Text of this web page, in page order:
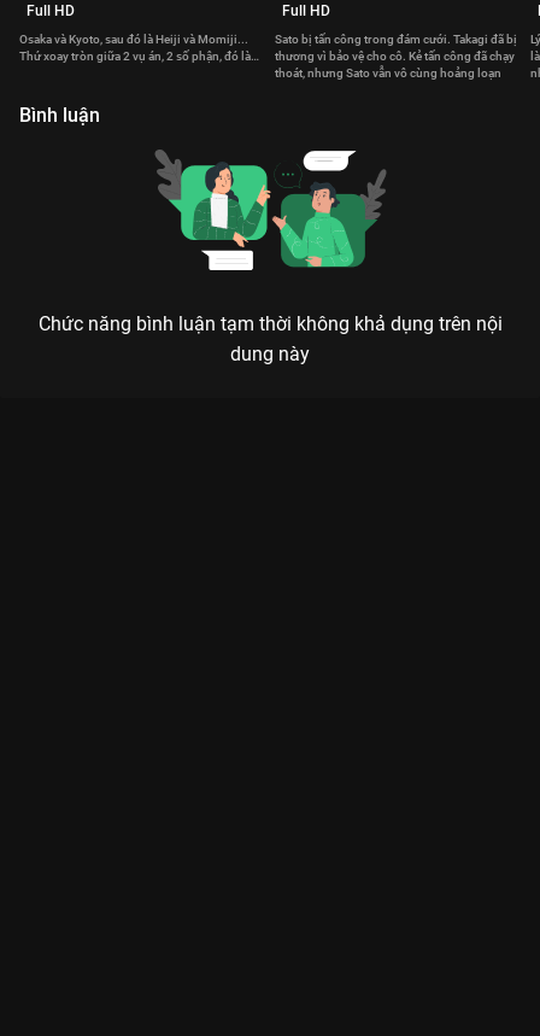
Full HD
Osaka và Kyoto, sau đó là Heiji và Momiji...
Thứ xoay tròn giữa 2 vụ án, 2 số phận, đó là…
Full HD
Sato bị tấn công trong đám cưới. Takagi đã bị
thương vì bảo vệ cho cô. Kẻ tấn công đã chạy
thoát, nhưng Sato vẫn vô cùng hoảng loạn
Bình luận
Chức năng bình luận tạm thời không khả dụng trên nội
dung này